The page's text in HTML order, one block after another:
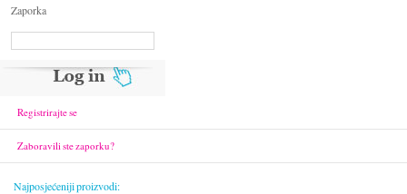
Zaporka
Registrirajte se
Zaboravili ste zaporku?
Najposjećeniji proizvodi: